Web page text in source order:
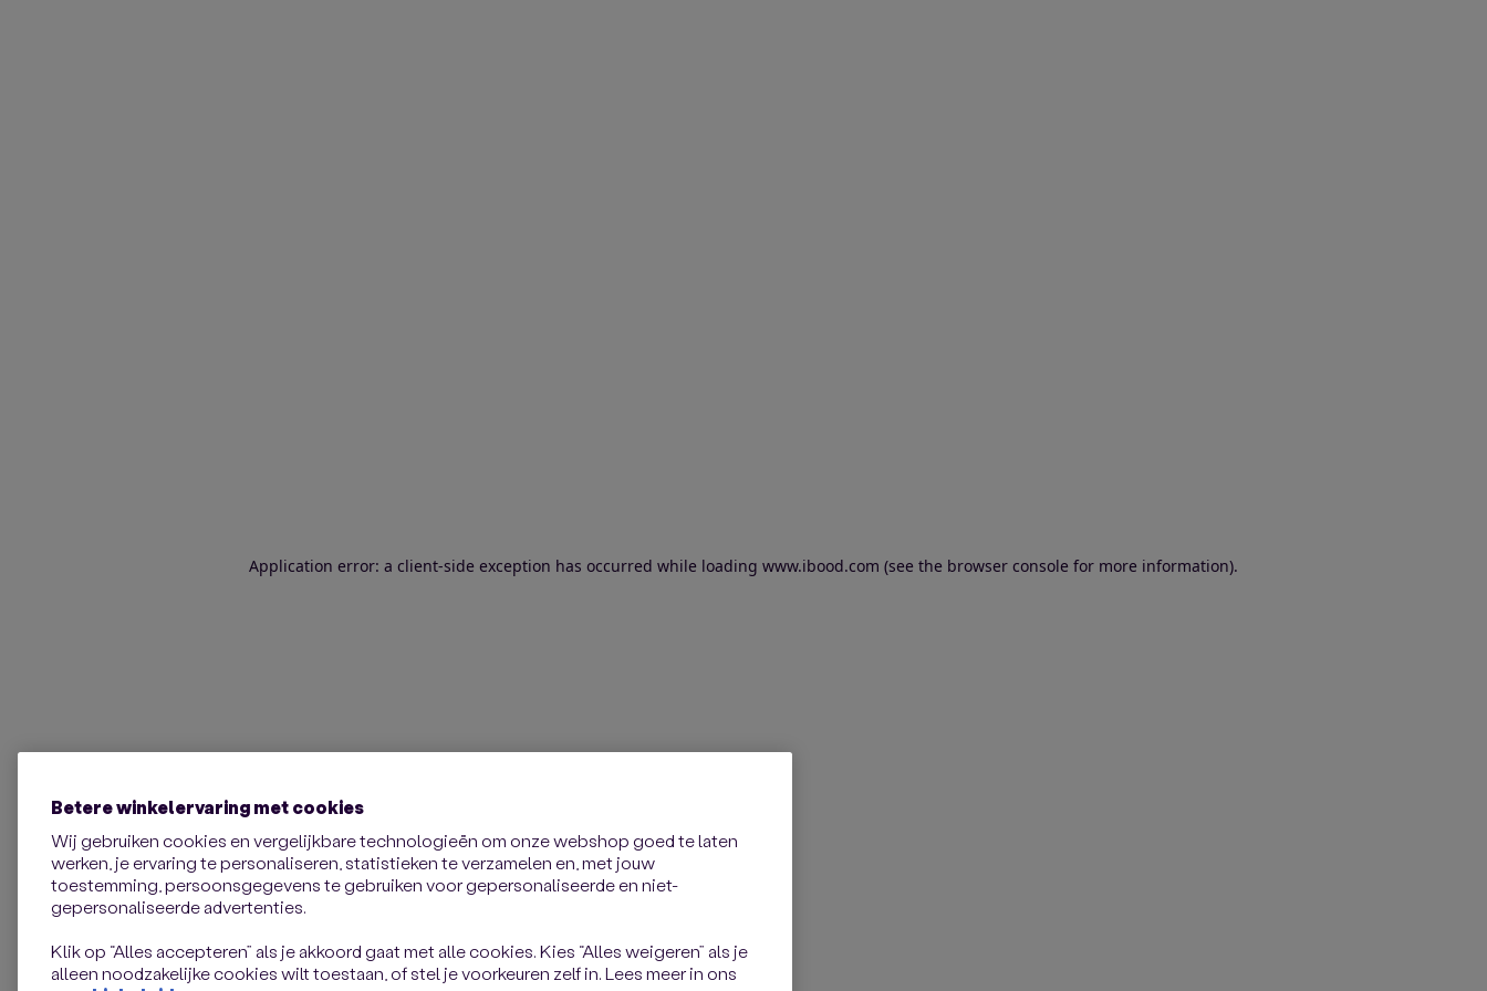
Application error: a client-side exception has occurred while loading www.ibood.com (see the browser console for more information).
Betere winkelervaring met cookies
Wij gebruiken cookies en vergelijkbare technologieën om onze webshop goed te laten
werken, je ervaring te personaliseren, statistieken te verzamelen en, met jouw
toestemming, persoonsgegevens te gebruiken voor gepersonaliseerde en niet-
gepersonaliseerde advertenties.
Klik op “Alles accepteren” als je akkoord gaat met alle cookies. Kies “Alles weigeren” als je
alleen noodzakelijke cookies wilt toestaan, of stel je voorkeuren zelf in. Lees meer in ons